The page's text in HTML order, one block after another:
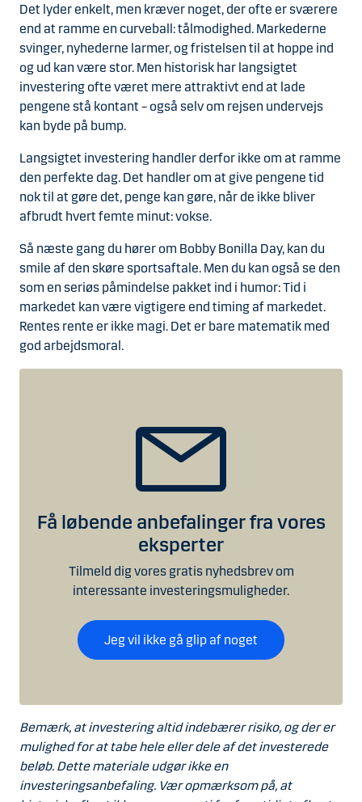
Det lyder enkelt, men kræver noget, der ofte er sværere
end at ramme en curveball: tålmodighed. Markederne
svinger, nyhederne larmer, og fristelsen til at hoppe ind
og ud kan være stor. Men historisk har langsigtet
investering ofte været mere attraktivt end at lade
pengene stå kontant – også selv om rejsen undervejs
kan byde på bump.
Langsigtet investering handler derfor ikke om at ramme
den perfekte dag. Det handler om at give pengene tid
nok til at gøre det, penge kan gøre, når de ikke bliver
afbrudt hvert femte minut: vokse.
Så næste gang du hører om Bobby Bonilla Day, kan du
smile af den skøre sportsaftale. Men du kan også se den
som en seriøs påmindelse pakket ind i humor: Tid i
markedet kan være vigtigere end timing af markedet.
Rentes rente er ikke magi. Det er bare matematik med
god arbejdsmoral.
Få løbende anbefalinger fra vores
eksperter
Tilmeld dig vores gratis nyhedsbrev om
interessante investeringsmuligheder.
Jeg vil ikke gå glip af noget
Bemærk, at investering altid indebærer risiko, og der er
mulighed for at tabe hele eller dele af det investerede
beløb. Dette materiale udgør ikke en
investeringsanbefaling. Vær opmærksom på, at